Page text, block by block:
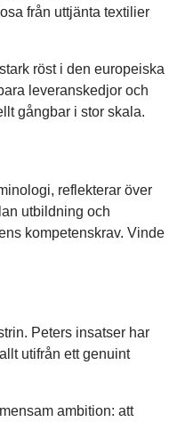
från uttjänta textilier
röst i den europeiska
leveranskedjor och
gångbar i stor skala.
reflekterar över
utbildning och
kompetenskrav. Vinde
Peters insatser har
utifrån ett genuint
ambition: att